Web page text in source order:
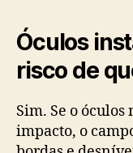
Óculos
risco de
Sim. Se o óculos
impacto, o